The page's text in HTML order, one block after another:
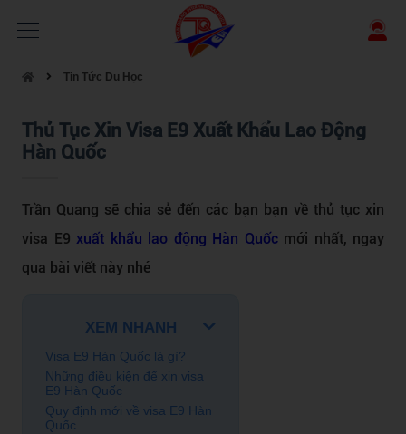
Tin Tức Du Học
Thủ Tục Xin Visa E9 Xuất Khẩu Lao Động
Hàn Quốc
Trần Quang sẽ chia sẻ đến các bạn bạn về thủ tục xin
visa E9 xuất khẩu lao động Hàn Quốcmới nhất, ngay
qua bài viết này nhé
XEM NHANH
Visa E9 Hàn Quốc là gì?
Những điều kiện để xin visa
E9 Hàn Quốc
Quy định mới về visa E9 Hàn
Quốc